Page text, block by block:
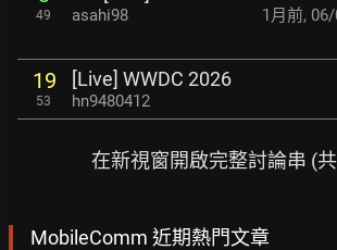
49 asahi98 1月前,
19
53
[Live] WWDC 2026
hn9480412
在新視窗開啟完整討論串 (
MobileComm 近期熱門文章